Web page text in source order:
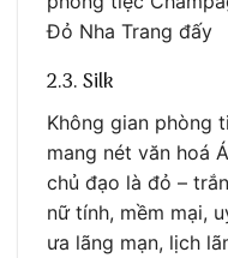
Đỏ Nha Trang đấy
2.3. Silk
Không gian phòng
mang nét văn hoá
chủ đạo là đỏ –
nữ tính, mềm mại,
ưa lãng mạn, lịch